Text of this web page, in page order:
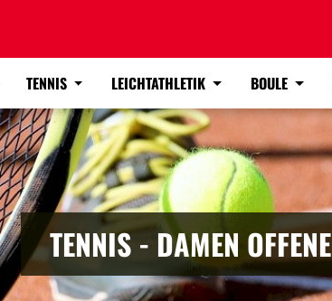
TENNIS LEICHTATHLETIK BOULE
TENNIS - DAMEN OFFENE